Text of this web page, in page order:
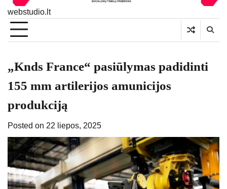
webstudio.lt
„Knds France“ pasiūlymas padidinti
155 mm artilerijos amunicijos
produkciją
Posted on 22 liepos, 2025